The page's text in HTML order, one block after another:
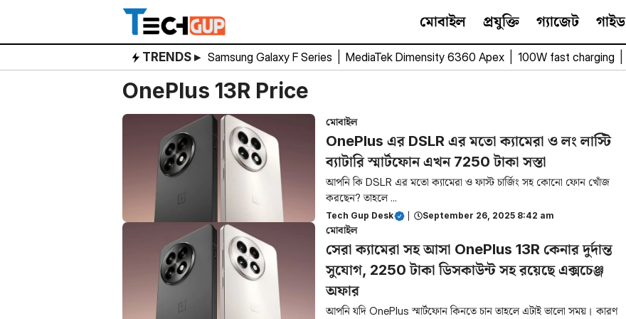
content
মোবাইল প্রযুক্তি গ্যাজেট গাইড
TRENDS ▸ Samsung Galaxy F Series MediaTek Dimensity 6360 Apex 100W fast charging
OnePlus 13R Price
মোবাইল
OnePlus এর DSLR এর মতো ক্যামেরা ও লং লাস্টি
ব্যাটারি স্মার্টফোন এখন 7250 টাকা সস্তা
আপনি কি DSLR এর মতো ক্যামেরা ও ফাস্ট চার্জিং সহ কোনো ফোন খোঁজ
করছেন? তাহলে ...
Tech Gup Desk September 26, 2025 8:42 am
মোবাইল
সেরা ক্যামেরা সহ আসা OnePlus 13R কেনার দুর্দান্ত
সুযোগ, 2250 টাকা ডিসকাউন্ট সহ রয়েছে এক্সচেঞ্জ
অফার
আপনি যদি OnePlus স্মার্টফোন কিনতে চান তাহলে এটাই ভালো সময়। কারণ